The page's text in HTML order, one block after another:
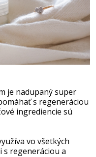
je nadupaný super
s regeneráciou
ingrediencie sú
vo všetkých
regeneráciou a